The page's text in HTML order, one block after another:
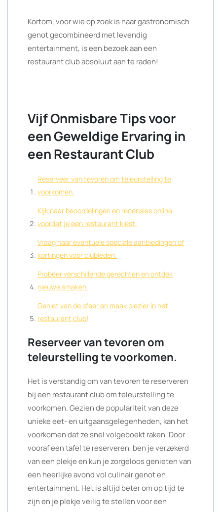
Kortom, voor wie op zoek is naar gastronomisch
genot gecombineerd met levendig
entertainment, is een bezoek aan een
restaurant club absoluut aan te raden!
Vijf Onmisbare Tips voor
een Geweldige Ervaring in
een Restaurant Club
Reserveer van tevoren om teleurstelling te
voorkomen.
Kijk naar beoordelingen en recensies online
voordat je een restaurant kiest.
Vraag naar eventuele speciale aanbiedingen of
kortingen voor clubleden.
Probeer verschillende gerechten en ontdek
nieuwe smaken.
Geniet van de sfeer en maak plezier in het
restaurant club!
Reserveer van tevoren om
teleurstelling te voorkomen.
Het is verstandig om van tevoren te reserveren
bij een restaurant club om teleurstelling te
voorkomen. Gezien de populariteit van deze
unieke eet- en uitgaansgelegenheden, kan het
voorkomen dat ze snel volgeboekt raken. Door
vooraf een tafel te reserveren, ben je verzekerd
van een plekje en kun je zorgeloos genieten van
een heerlijke avond vol culinair genot en
entertainment. Het is altijd beter om op tijd te
zijn en je plekje veilig te stellen voor een